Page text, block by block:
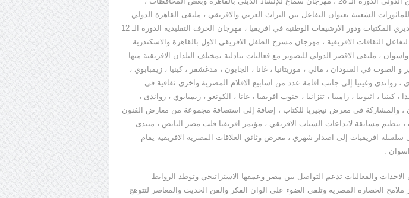
الشعبية بعنوان التفاعل بين التراث العربي والافريقي ، ملتقى القاهرة الدولي
للخط العربي ، مؤتمر مديري المكتبات ودور الارشيفات الوطنية في افريقيا ، مهرجان الخرف التقليدية الدورة الـ 12
لتفاعل الثقافات الافريقية ، مهرجان مسرح الطفل الافريقي الاول بالقاهرة والاسكندرية
، ملتقى الاقصر الدولي للتصوير مع فعاليات تبادلية بمختلف البلدان الافريقية منها
و الصوت في السودان ، مالي ، موريتانيا ، غانا ، الجابون ، مدغشقر ، كينيا ، زيمبابوي ،
، رواندى وغينيا إلى جانب اقامة عدد من اسابيع الافلام المصرية واخرى ثقافية في
، كينيا ، اثيوبيا ، زامبيا ، تنزانيا ، جنوب افريقيا ، غانا ، الكونغو ، زيمبابوي ، رواندى ،
، والمشاركة في معرض نيجيريا للكتاب ، إضافة إلى استضافة مجموعة من معارض الفنون
، تنظيم مسابقة لابداعات الشباب الافريقي ، مؤتمر افريقيا قلب مصر النابض ، منتدى
سلسلة افريقيات إلى اصدار شهري ، معرض وثائق العلاقات المصرية الافريقية يقام
.
الاحداث والفعاليات تدعم التواصل بين مصر وعمقها الاستراتيجي وتوطد الروابط
ملامح الحضارة المصرية وتلقى الضوء على الوان الفكر والفن الحديث والمعاصر لتتوهج